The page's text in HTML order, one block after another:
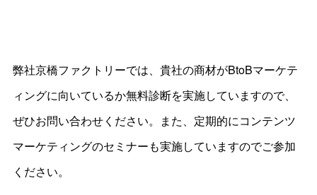
弊社京橋ファクトリーでは、貴社の商材がBtoBマーケテ
ィングに向いているか無料診断を実施していますので、
ぜひお問い合わせください。また、定期的にコンテンツ
マーケティングのセミナーも実施していますのでご参加
ください。